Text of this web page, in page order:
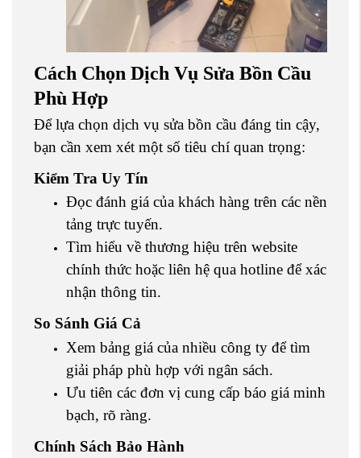
Cách Chọn Dịch Vụ Sửa Bồn Cầu
Phù Hợp
Để lựa chọn dịch vụ sửa bồn cầu đáng tin cậy,
bạn cần xem xét một số tiêu chí quan trọng:
Kiểm Tra Uy Tín
Đọc đánh giá của khách hàng trên các nền
tảng trực tuyến.
Tìm hiểu về thương hiệu trên website
chính thức hoặc liên hệ qua hotline để xác
nhận thông tin.
So Sánh Giá Cả
Xem bảng giá của nhiều công ty để tìm
giải pháp phù hợp với ngân sách.
Ưu tiên các đơn vị cung cấp báo giá minh
bạch, rõ ràng.
Chính Sách Bảo Hành